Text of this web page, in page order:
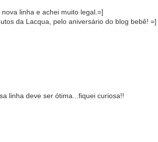
linha e achei muito legal.=]
da Lacqua, pelo aniversário do blog bebê! =]
linha deve ser ótima...fiquei curiosa!!